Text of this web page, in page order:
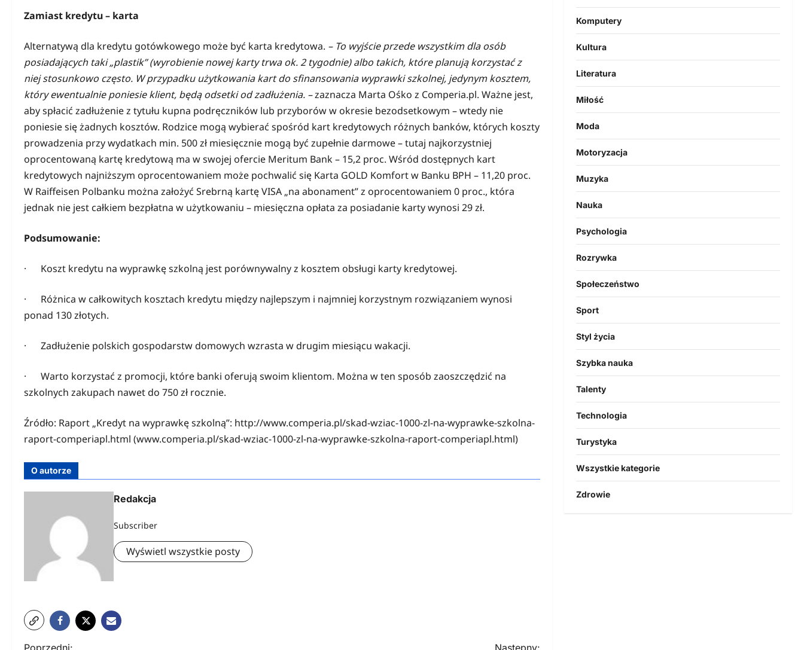
Zamiast kredytu – karta
Alternatywą dla kredytu gotówkowego może być karta kredytowa. – To wyjście przede wszystkim dla osób
posiadających taki „plastik” (wyrobienie nowej karty trwa ok. 2 tygodnie) albo takich, które planują korzystać z
niej stosunkowo często. W przypadku użytkowania kart do sfinansowania wyprawki szkolnej, jedynym kosztem,
który ewentualnie poniesie klient, będą odsetki od zadłużenia. –zaznacza Marta Ośko z Comperia.pl. Ważne jest,
aby spłacić zadłużenie z tytułu kupna podręczników lub przyborów w okresie bezodsetkowym – wtedy nie
poniesie się żadnych kosztów. Rodzice mogą wybierać spośród kart kredytowych różnych banków, których koszty
prowadzenia przy wydatkach min. 500 zł miesięcznie mogą być zupełnie darmowe – tutaj najkorzystniej
oprocentowaną kartę kredytową ma w swojej ofercie Meritum Bank – 15,2 proc. Wśród dostępnych kart
kredytowych najniższym oprocentowaniem może pochwalić się Karta GOLD Komfort w Banku BPH – 11,20 proc.
W Raiffeisen Polbanku można założyć Srebrną kartę VISA „na abonament” z oprocentowaniem 0 proc., która
jednak nie jest całkiem bezpłatna w użytkowaniu – miesięczna opłata za posiadanie karty wynosi 29 zł.
Podsumowanie:
· Koszt kredytu na wyprawkę szkolną jest porównywalny z kosztem obsługi karty kredytowej.
· Różnica w całkowitych kosztach kredytu między najlepszym i najmniej korzystnym rozwiązaniem wynosi
ponad 130 złotych.
· Zadłużenie polskich gospodarstw domowych wzrasta w drugim miesiącu wakacji.
· Warto korzystać z promocji, które banki oferują swoim klientom. Można w ten sposób zaoszczędzić na
szkolnych zakupach nawet do 750 zł rocznie.
Źródło: Raport „Kredyt na wyprawkę szkolną”: http://www.comperia.pl/skad-wziac-1000-zl-na-wyprawke-szkolna-
raport-comperiapl.html (www.comperia.pl/skad-wziac-1000-zl-na-wyprawke-szkolna-raport-comperiapl.html)
O autorze
Redakcja
Subscriber
Wyświetl wszystkie posty
Poprzedni: Następny:
Komputery
Kultura
Literatura
Miłość
Moda
Motoryzacja
Muzyka
Nauka
Psychologia
Rozrywka
Społeczeństwo
Sport
Styl życia
Szybka nauka
Talenty
Technologia
Turystyka
Wszystkie kategorie
Zdrowie